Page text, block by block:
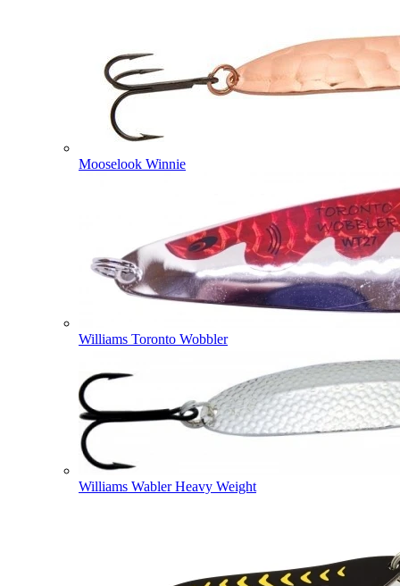
Mooselook Winnie
Williams Toronto Wobbler
Williams Wabler Heavy Weight